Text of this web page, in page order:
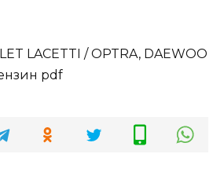
LACETTI / OPTRA, DAEWOO
pdf